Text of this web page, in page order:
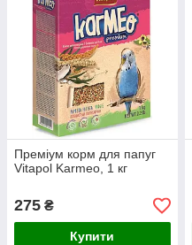
Преміум корм для папуг
Vitapol Karmeo, 1 кг
275 ₴
Купити